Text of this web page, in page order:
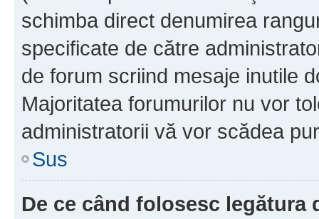
schimba direct denumirea
specificate de către
de forum scriind mesaje inutile
Majoritatea forumurilor nu vor
administratorii vă vor scădea
Sus
De ce când folosesc